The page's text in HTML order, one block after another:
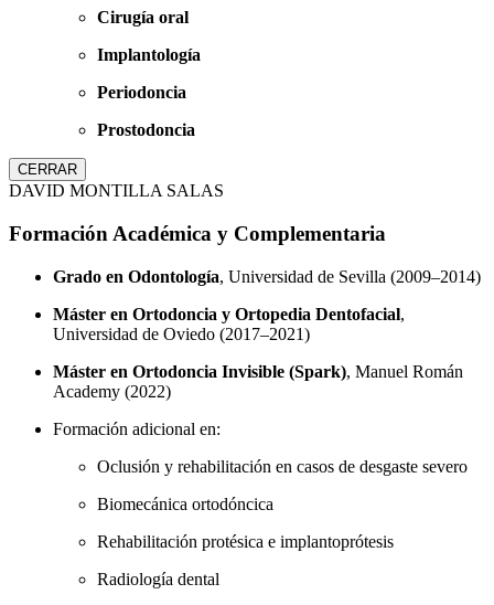
Cirugía oral
Implantología
Periodoncia
Prostodoncia
CERRAR
DAVID MONTILLA SALAS
Formación Académica y Complementaria
Grado en Odontología, Universidad de Sevilla (2009–2014)
Máster en Ortodoncia y Ortopedia Dentofacial,
Universidad de Oviedo (2017–2021)
Máster en Ortodoncia Invisible (Spark), Manuel Román
Academy (2022)
Formación adicional en:
Oclusión y rehabilitación en casos de desgaste severo
Biomecánica ortodóncica
Rehabilitación protésica e implantoprótesis
Radiología dental